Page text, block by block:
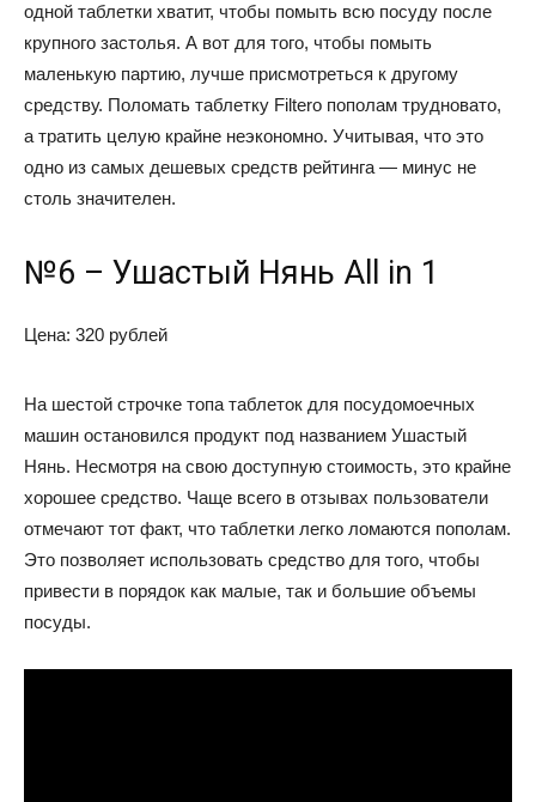
одной таблетки хватит, чтобы помыть всю посуду после
крупного застолья. А вот для того, чтобы помыть
маленькую партию, лучше присмотреться к другому
средству. Поломать таблетку Filtero пополам трудновато,
а тратить целую крайне неэкономно. Учитывая, что это
одно из самых дешевых средств рейтинга — минус не
столь значителен.
№6 – Ушастый Нянь All in 1
Цена: 320 рублей
На шестой строчке топа таблеток для посудомоечных
машин остановился продукт под названием Ушастый
Нянь. Несмотря на свою доступную стоимость, это крайне
хорошее средство. Чаще всего в отзывах пользователи
отмечают тот факт, что таблетки легко ломаются пополам.
Это позволяет использовать средство для того, чтобы
привести в порядок как малые, так и большие объемы
посуды.